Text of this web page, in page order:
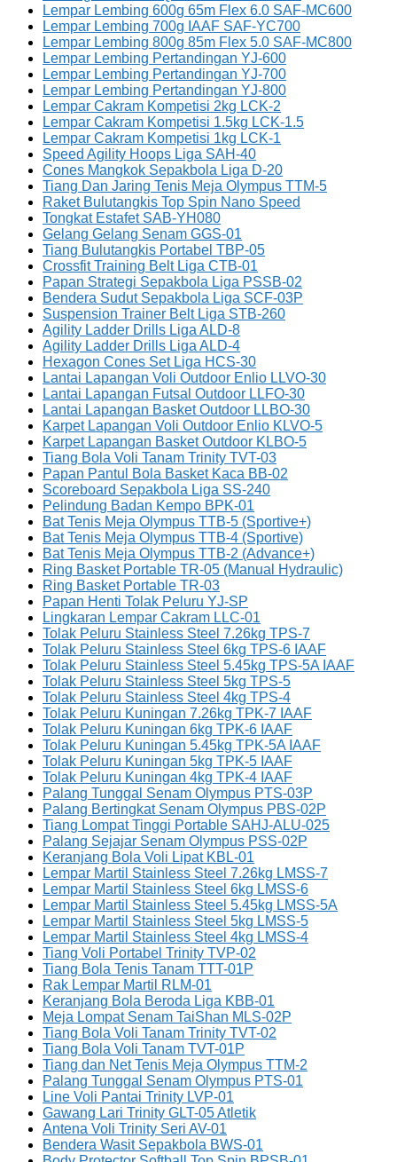
Lempar Lembing 600g 65m Flex 6.0 SAF-MC600
Lempar Lembing 700g IAAF SAF-YC700
Lempar Lembing 800g 85m Flex 5.0 SAF-MC800
Lempar Lembing Pertandingan YJ-600
Lempar Lembing Pertandingan YJ-700
Lempar Lembing Pertandingan YJ-800
Lempar Cakram Kompetisi 2kg LCK-2
Lempar Cakram Kompetisi 1.5kg LCK-1.5
Lempar Cakram Kompetisi 1kg LCK-1
Speed Agility Hoops Liga SAH-40
Cones Mangkok Sepakbola Liga D-20
Tiang Dan Jaring Tenis Meja Olympus TTM-5
Raket Bulutangkis Top Spin Nano Speed
Tongkat Estafet SAB-YH080
Gelang Gelang Senam GGS-01
Tiang Bulutangkis Portabel TBP-05
Crossfit Training Belt Liga CTB-01
Papan Strategi Sepakbola Liga PSSB-02
Bendera Sudut Sepakbola Liga SCF-03P
Suspension Trainer Belt Liga STB-260
Agility Ladder Drills Liga ALD-8
Agility Ladder Drills Liga ALD-4
Hexagon Cones Set Liga HCS-30
Lantai Lapangan Voli Outdoor Enlio LLVO-30
Lantai Lapangan Futsal Outdoor LLFO-30
Lantai Lapangan Basket Outdoor LLBO-30
Karpet Lapangan Voli Outdoor Enlio KLVO-5
Karpet Lapangan Basket Outdoor KLBO-5
Tiang Bola Voli Tanam Trinity TVT-03
Papan Pantul Bola Basket Kaca BB-02
Scoreboard Sepakbola Liga SS-240
Pelindung Badan Kempo BPK-01
Bat Tenis Meja Olympus TTB-5 (Sportive+)
Bat Tenis Meja Olympus TTB-4 (Sportive)
Bat Tenis Meja Olympus TTB-2 (Advance+)
Ring Basket Portable TR-05 (Manual Hydraulic)
Ring Basket Portable TR-03
Papan Henti Tolak Peluru YJ-SP
Lingkaran Lempar Cakram LLC-01
Tolak Peluru Stainless Steel 7.26kg TPS-7
Tolak Peluru Stainless Steel 6kg TPS-6 IAAF
Tolak Peluru Stainless Steel 5.45kg TPS-5A IAAF
Tolak Peluru Stainless Steel 5kg TPS-5
Tolak Peluru Stainless Steel 4kg TPS-4
Tolak Peluru Kuningan 7.26kg TPK-7 IAAF
Tolak Peluru Kuningan 6kg TPK-6 IAAF
Tolak Peluru Kuningan 5.45kg TPK-5A IAAF
Tolak Peluru Kuningan 5kg TPK-5 IAAF
Tolak Peluru Kuningan 4kg TPK-4 IAAF
Palang Tunggal Senam Olympus PTS-03P
Palang Bertingkat Senam Olympus PBS-02P
Tiang Lompat Tinggi Portable SAHJ-ALU-025
Palang Sejajar Senam Olympus PSS-02P
Keranjang Bola Voli Lipat KBL-01
Lempar Martil Stainless Steel 7.26kg LMSS-7
Lempar Martil Stainless Steel 6kg LMSS-6
Lempar Martil Stainless Steel 5.45kg LMSS-5A
Lempar Martil Stainless Steel 5kg LMSS-5
Lempar Martil Stainless Steel 4kg LMSS-4
Tiang Voli Portabel Trinity TVP-02
Tiang Bola Tenis Tanam TTT-01P
Rak Lempar Martil RLM-01
Keranjang Bola Beroda Liga KBB-01
Meja Lompat Senam TaiShan MLS-02P
Tiang Bola Voli Tanam Trinity TVT-02
Tiang Bola Voli Tanam TVT-01P
Tiang dan Net Tenis Meja Olympus TTM-2
Palang Tunggal Senam Olympus PTS-01
Line Voli Pantai Trinity LVP-01
Gawang Lari Trinity GLT-05 Atletik
Antena Voli Trinity Seri AV-01
Bendera Wasit Sepakbola BWS-01